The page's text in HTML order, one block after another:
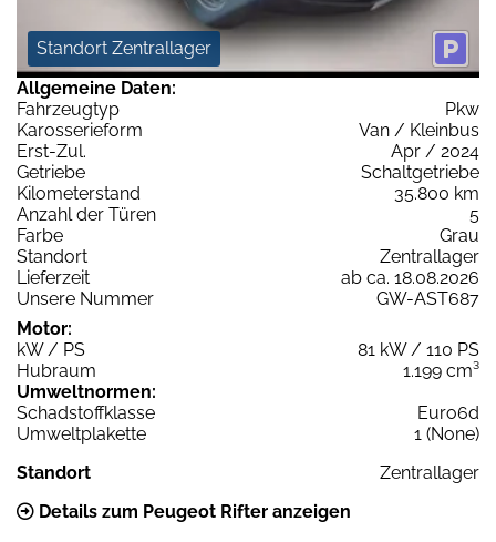
Standort Zentrallager
Allgemeine Daten:
Fahrzeugtyp
Pkw
Karosserieform
Van / Kleinbus
Erst-Zul.
Apr / 2024
Getriebe
Schaltgetriebe
Kilometerstand
35.800 km
Anzahl der Türen
5
Farbe
Grau
Standort
Zentrallager
Lieferzeit
ab ca. 18.08.2026
Unsere Nummer
GW-AST687
Motor:
kW / PS
81 kW / 110 PS
Hubraum
1.199 cm³
Umweltnormen:
Schadstoffklasse
Euro6d
Umweltplakette
1 (None)
Standort
Zentrallager
Details zum Peugeot Rifter anzeigen